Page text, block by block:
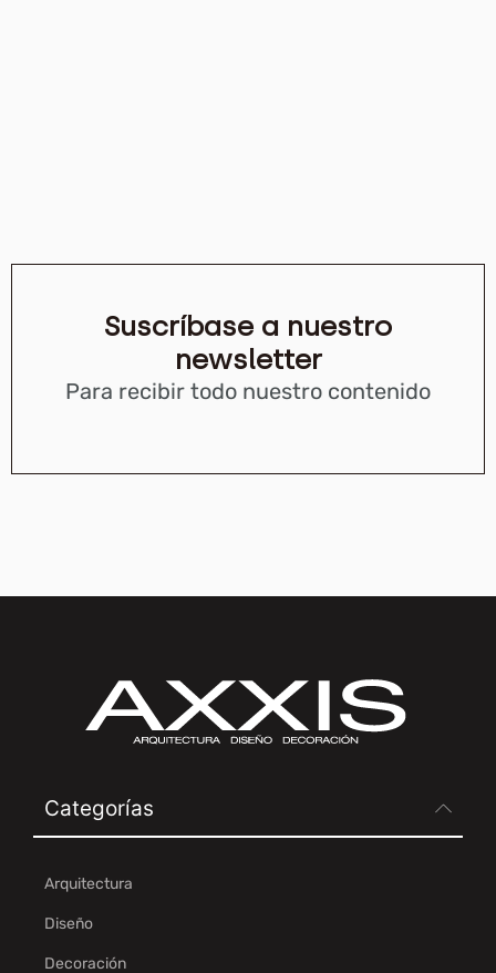
Suscríbase a nuestro
newsletter
Para recibir todo nuestro contenido
Categorías
Arquitectura
Diseño
Decoración